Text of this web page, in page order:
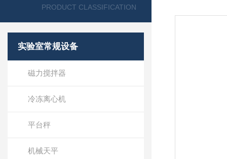
PRODUCT CLASSIFICATION
实验室常规设备
磁力搅拌器
冷冻离心机
平台秤
机械天平